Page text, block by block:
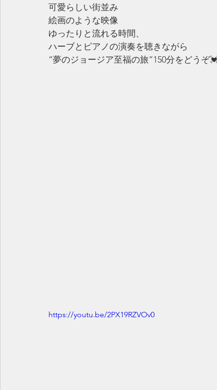
可愛らしい街並み
絵画のような映像
ゆったりと流れる時間、
ハーブとピアノの演奏を聴きながら
“夢のジョージア至福の旅”150分をどうぞ
https://youtu.be/2PX19RZVOv0